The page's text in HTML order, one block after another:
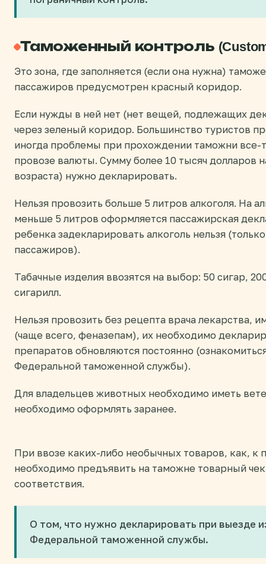
Таможенный контроль
Это зона, где заполняется (если она нужна)
пассажиров предусмотрен красный коридор.
Если нужды в ней нет (нет вещей, подлежащих
через зеленый коридор. Большинство туристов
иногда проблемы при прохождении таможни все-
провозе валюты. Сумму более 10 тысяч долларов
возраста) нужно декларировать.
Нельзя провозить больше 5 литров алкоголя. На
меньше 5 литров оформляется пассажирская
ребенка задекларировать алкоголь нельзя
пассажиров).
Табачные изделия ввозятся на выбор: 50 сигар,
сигарилл.
Нельзя провозить без рецепта врача лекарства,
(чаще всего, феназепам), их необходимо
препаратов обновляются постоянно
Федеральной таможенной службы).
Для владельцев животных необходимо иметь
необходимо оформлять заранее.
При ввозе каких-либо необычных товаров, как,
необходимо предъявить на таможне товарный
соответствия.
О том, что нужно декларировать при выезде
Федеральной таможенной службы.